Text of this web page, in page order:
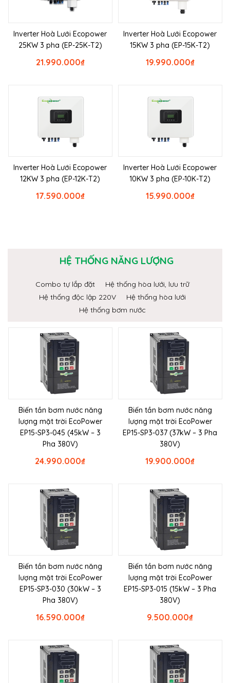
Inverter Hoà Lưới Ecopower
25KW 3 pha (EP-25K-T2)
₫
21.990.000
Inverter Hoà Lưới Ecopower
15KW 3 pha (EP-15K-T2)
₫
19.990.000
Inverter Hoà Lưới Ecopower
12KW 3 pha (EP-12K-T2)
₫
17.590.000
Inverter Hoà Lưới Ecopower
10KW 3 pha (EP-10K-T2)
₫
15.990.000
HỆ THỐNG NĂNG LƯỢNG
Combo tự lắp đặt
Hệ thống hòa lưới, lưu trữ
Hệ thống độc lập 220V
Hệ thống hòa lưới
Hệ thống bơm nước
Biến tần bơm nước năng
lượng mặt trời EcoPower
EP15-SP3-045 (45kW – 3
Pha 380V)
₫
24.990.000
Biến tần bơm nước năng
lượng mặt trời EcoPower
EP15-SP3-037 (37kW – 3 Pha
380V)
₫
19.900.000
Biến tần bơm nước năng
lượng mặt trời EcoPower
EP15-SP3-030 (30kW – 3
Pha 380V)
₫
16.590.000
Biến tần bơm nước năng
lượng mặt trời EcoPower
EP15-SP3-015 (15kW – 3 Pha
380V)
₫
9.500.000